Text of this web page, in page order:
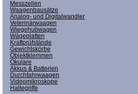
Messzellen
Waagenbausätze
Analog- und Digitalwandler
Veterinärwaagen
Wiegehubwagen
Wägeplatten
Kraftprüfstände
Gewichtskörbe
Objektklemmen
Okulare
Akkus & Batterien
Durchfahrwaagen
Videomikroskope
Haltegriffe